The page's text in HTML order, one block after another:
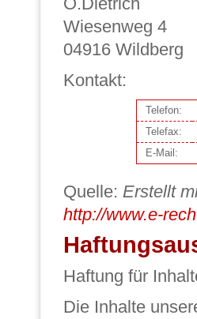
Wiesenweg 4
04916 Wildberg
Kontakt:
Telefon:
Telefax:
E-Mail:
Quelle: Erstellt
http://www.e-
Haftung für
Die Inhalte